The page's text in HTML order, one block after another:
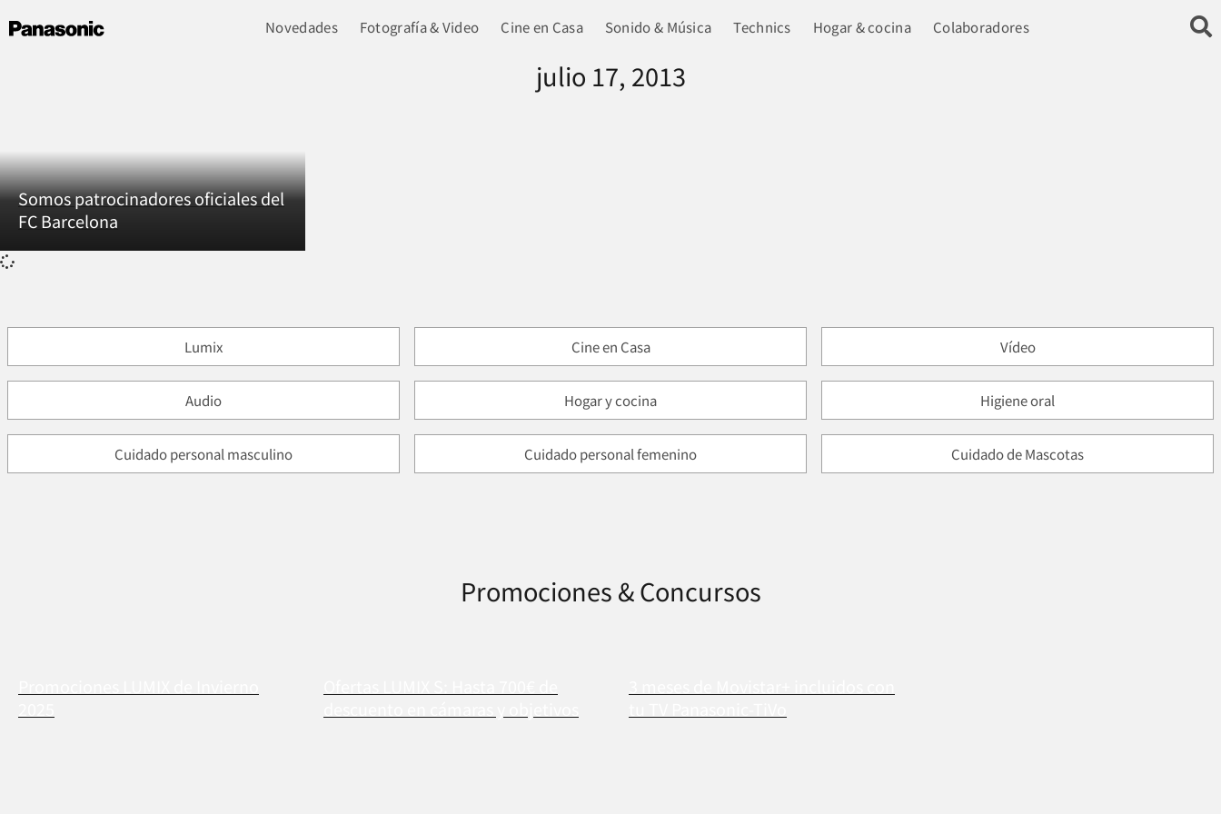
Novedades Fotografía & Video Cine en Casa Sonido & Música Technics Hogar & cocina Colaboradores
julio 17, 2013
Somos patrocinadores oficiales del
FC Barcelona
Lumix Cine en Casa Vídeo
Audio Hogar y cocina Higiene oral
Cuidado personal masculino Cuidado personal femenino Cuidado de Mascotas
Promociones & Concursos